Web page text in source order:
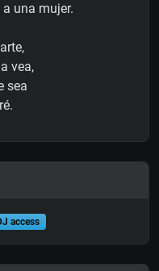
una mujer.
vea,
sea
access